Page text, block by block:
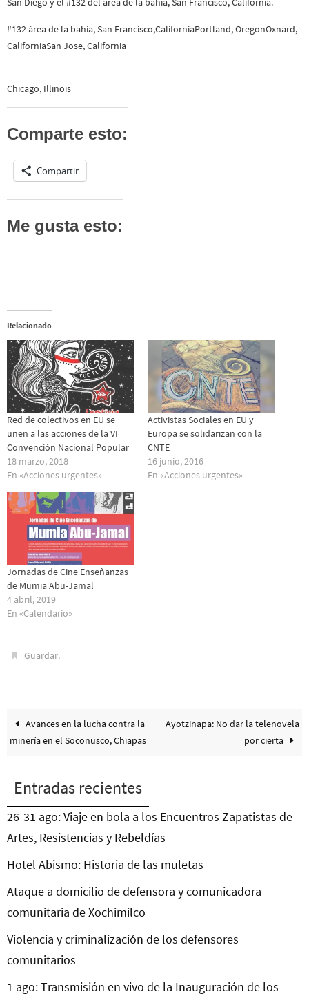
#132 área de la bahía, San Francisco,CaliforniaPortland, OregonOxnard,
CaliforniaSan Jose, California
Chicago, Illinois
Comparte esto:
Compartir
Me gusta esto:
Relacionado
Red de colectivos en EU se
unen a las acciones de la VI
Convención Nacional Popular
18 marzo, 2018
En «Acciones urgentes»
Activistas Sociales en EU y
Europa se solidarizan con la
CNTE
16 junio, 2016
En «Acciones urgentes»
Jornadas de Cine Enseñanzas
de Mumia Abu-Jamal
4 abril, 2019
En «Calendario»
Guardar.
Avances en la lucha contra la
minería en el Soconusco, Chiapas
Ayotzinapa: No dar la telenovela
por cierta
Entradas recientes
26-31 ago: Viaje en bola a los Encuentros Zapatistas de
Artes, Resistencias y Rebeldías
Hotel Abismo: Historia de las muletas
Ataque a domicilio de defensora y comunicadora
comunitaria de Xochimilco
Violencia y criminalización de los defensores
comunitarios
1 ago: Transmisión en vivo de la Inauguración de los